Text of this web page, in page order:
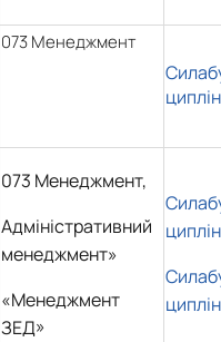
073 Менеджмент
073 Менеджмент,
Адміністративний
менеджмент»
«Менеджмент
ЗЕД»